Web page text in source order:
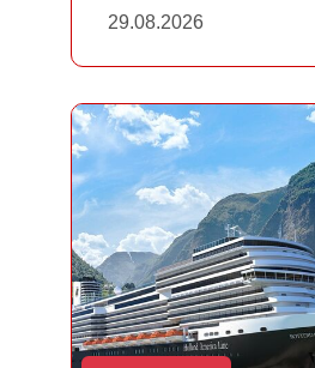
29.08.2026